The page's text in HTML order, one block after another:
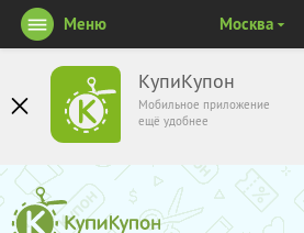
КупиКупон
Мобильное приложение
ещё удобнее
Меню Москва